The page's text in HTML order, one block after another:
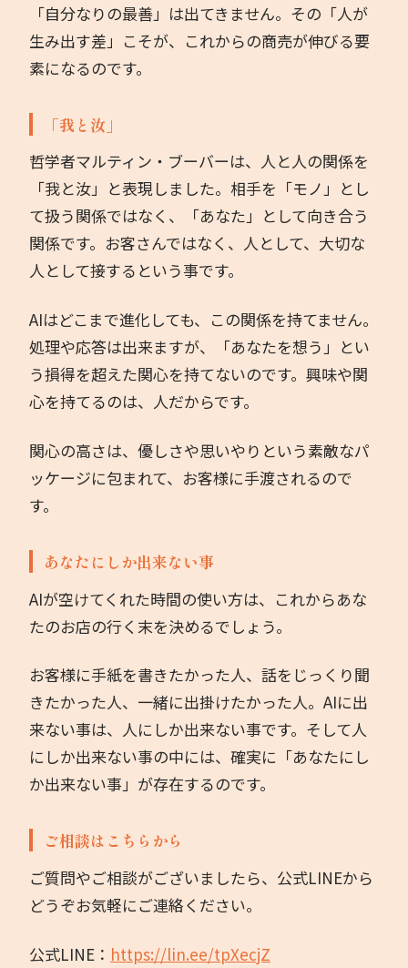
「自分なりの最善」は出てきません。その「人が
生み出す差」こそが、これからの商売が伸びる要
素になるのです。
「我と汝」
哲学者マルティン・ブーバーは、人と人の関係を
「我と汝」と表現しました。相手を「モノ」とし
て扱う関係ではなく、「あなた」として向き合う
関係です。お客さんではなく、人として、大切な
人として接するという事です。
AIはどこまで進化しても、この関係を持てません。
処理や応答は出来ますが、「あなたを想う」とい
う損得を超えた関心を持てないのです。興味や関
心を持てるのは、人だからです。
関心の高さは、優しさや思いやりという素敵なパ
ッケージに包まれて、お客様に手渡されるので
す。
あなたにしか出来ない事
AIが空けてくれた時間の使い方は、これからあな
たのお店の行く末を決めるでしょう。
お客様に手紙を書きたかった人、話をじっくり聞
きたかった人、一緒に出掛けたかった人。AIに出
来ない事は、人にしか出来ない事です。そして人
にしか出来ない事の中には、確実に「あなたにし
か出来ない事」が存在するのです。
ご相談はこちらから
ご質問やご相談がございましたら、公式LINEから
どうぞお気軽にご連絡ください。
公式LINE： https://lin.ee/tpXecjZ